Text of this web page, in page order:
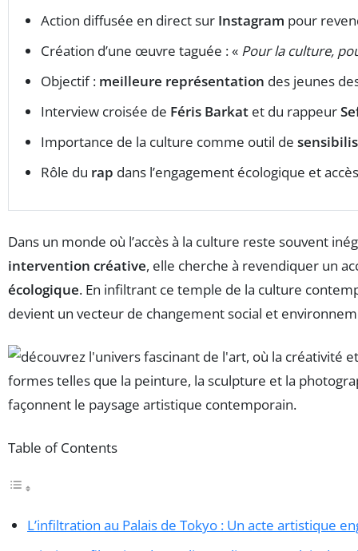
Action diffusée en direct sur Instagram pour
Création d’une œuvre taguée : « Pour la culture,
Objectif : meilleure représentation des jeunes
Interview croisée de Féris Barkat et du rappeur
Importance de la culture comme outil de
Rôle du rap dans l’engagement écologique et
Dans un monde où l’accès à la culture reste souvent
intervention créative, elle cherche à revendiquer un
écologique. En infiltrant ce temple de la culture
devient un vecteur de changement social et
Table of Contents
L’infiltration au Palais de Tokyo : Un acte artistique